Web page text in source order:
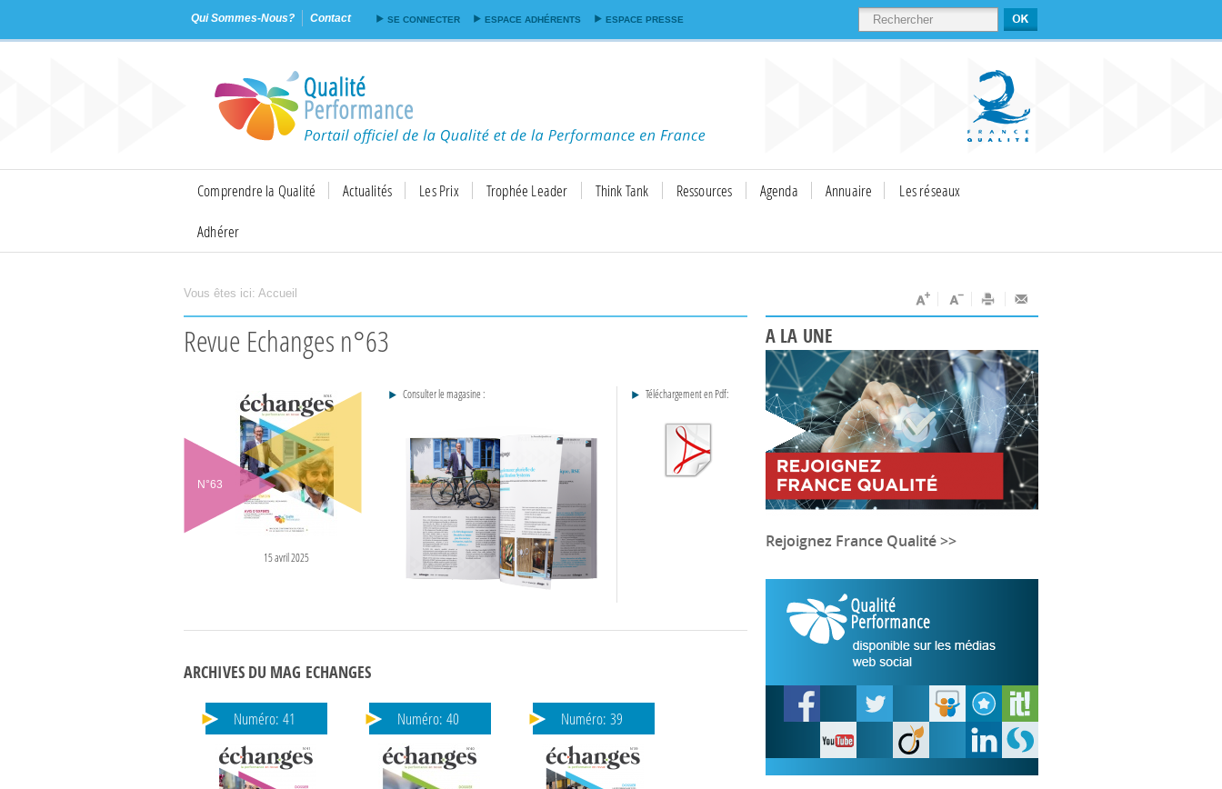
contenu
principal
Qui Sommes-Nous? Contact SE CONNECTER ESPACE ADHÉRENTS ESPACE PRESSE RECHERCHER
Comprendre la Qualité Actualités Les Prix Trophée Leader Think Tank Ressources Agenda Annuaire
Les réseaux
Adhérer
Vous êtes ici: Accueil
Revue Echanges n°63
N°63
15 avril 2025
Consulter le magasine : Téléchargement en Pdf:
ARCHIVES DU MAG ECHANGES
Numéro: 41 Numéro: 40 Numéro: 39
A LA UNE
Rejoignez France Qualité >>